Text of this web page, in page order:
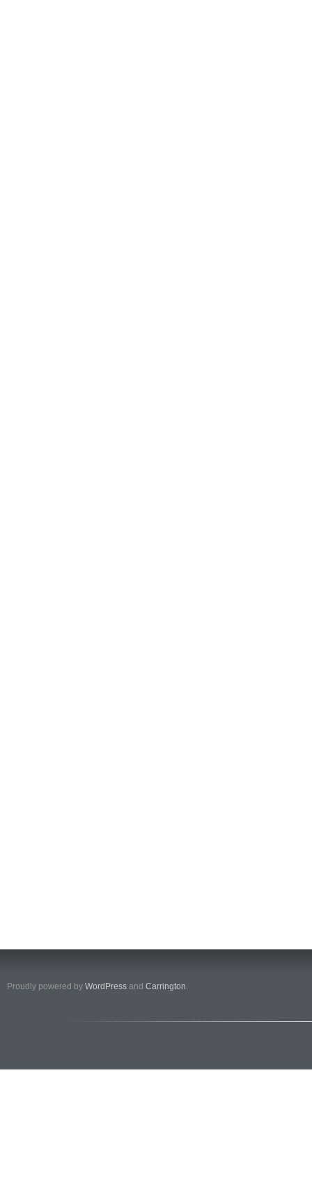
Proudly powered by WordPress and Carrington